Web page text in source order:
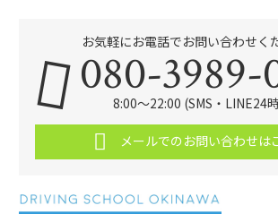
お気軽にお電話でお問い合わせく
080-3989-
8:00～22:00 (SMS・LINE24
メールでのお問い合わせは